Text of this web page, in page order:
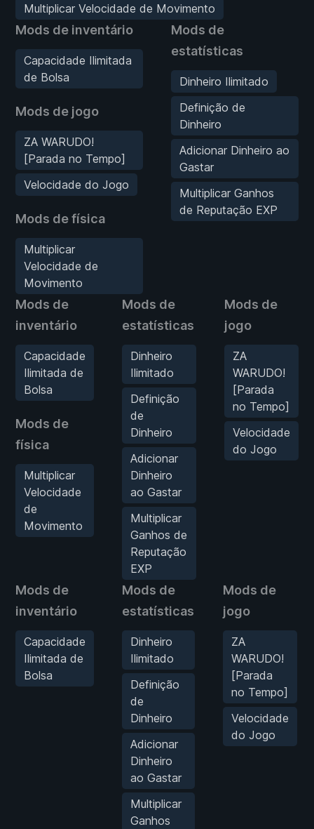
Multiplicar Velocidade de Movimento
Mods de inventário
Capacidade Ilimitada
de Bolsa
Mods de jogo
ZA WARUDO!
[Parada no Tempo]
Velocidade do Jogo
Mods de física
Multiplicar
Velocidade de
Movimento
Mods de
estatísticas
Dinheiro Ilimitado
Definição de
Dinheiro
Adicionar Dinheiro ao
Gastar
Multiplicar Ganhos
de Reputação EXP
Mods de
inventário
Capacidade
Ilimitada de
Bolsa
Mods de
física
Multiplicar
Velocidade
de
Movimento
Mods de
estatísticas
Dinheiro
Ilimitado
Definição
de
Dinheiro
Adicionar
Dinheiro
ao Gastar
Multiplicar
Ganhos de
Reputação
EXP
Mods de
jogo
ZA
WARUDO!
[Parada
no Tempo]
Velocidade
do Jogo
Mods de
inventário
Capacidade
Ilimitada de
Bolsa
Mods de
estatísticas
Dinheiro
Ilimitado
Definição
de
Dinheiro
Adicionar
Dinheiro
ao Gastar
Multiplicar
Ganhos
Mods de
jogo
ZA
WARUDO!
[Parada
no Tempo]
Velocidade
do Jogo